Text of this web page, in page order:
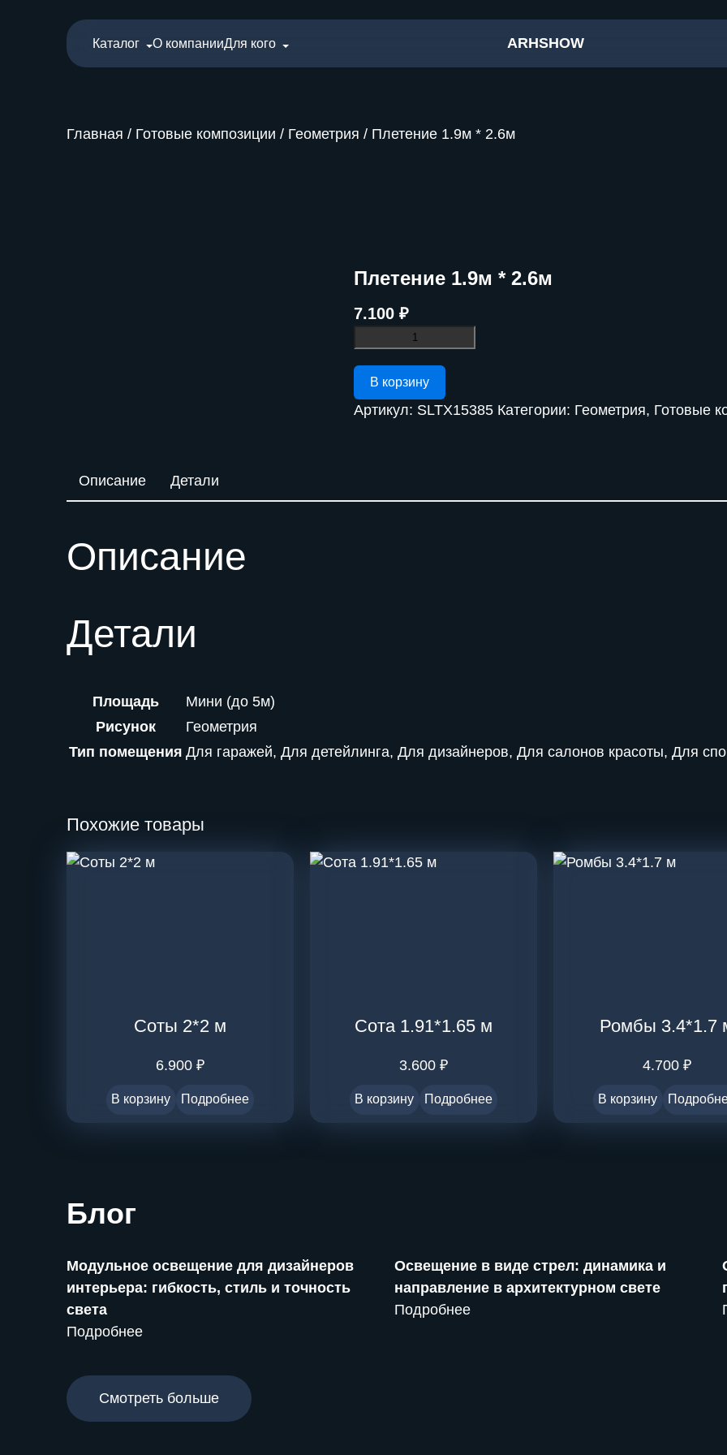
Каталог О компанииДля кого ARHSHOW
Главная / Готовые композиции / Геометрия / Плетение 1.9м * 2.6м
Плетение 1.9м * 2.6м
7.100 ₽
Количество
Плетение
1.9м
В корзину
Артикул: SLTX15385 Категории: Геометрия, Готовые
Описание Детали
Описание
Детали
Площадь
Мини (до 5м)
Рисунок
Геометрия
Тип помещения Для гаражей, Для детейлинга, Для дизайнеров, Для салонов красоты, Для
Похожие товары
Соты 2*2 м
6.900 ₽
В корзину Подробнее
Сота 1.91*1.65 м
3.600 ₽
В корзину Подробнее
Ромбы 3.4*1.7
4.700 ₽
В корзину
Блог
Модульное освещение для дизайнеров
интерьера: гибкость, стиль и точность
света
Подробнее
Освещение в виде стрел: динамика и
направление в архитектурном свете
Подробнее
Смотреть больше